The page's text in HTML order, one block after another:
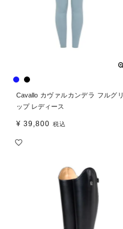
Cavallo カヴァルカンデラ フルグリ
ップ レディース
¥ 39,800 税込